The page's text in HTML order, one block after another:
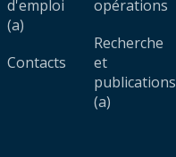
d'emploi
(a)
Contacts
opérations
Recherche
et
publications
(a)